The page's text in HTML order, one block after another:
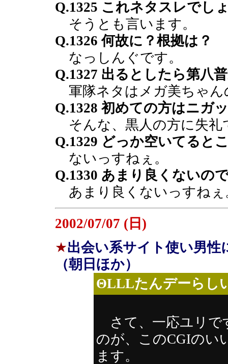
Q.1325 これネタスレでし
そうとも言います。
Q.1326 何故に？根拠は？
なっしんぐです。
Q.1327 出るとしたら第八
軍隊ネタはメガ美ちゃん
Q.1328 初めての方はニガ
そんな、黒人の方に失礼
Q.1329 どっか空いてると
ないっすねぇ。
Q.1330 あまり良くないの
あまり良くないっすねぇ
2002/07/07 (日)
★出会い系サイト使い男性
（朝日ほか）
ΘLLLたんデーらし
さて、一応ユリで
のが、このCGIのい
ます。